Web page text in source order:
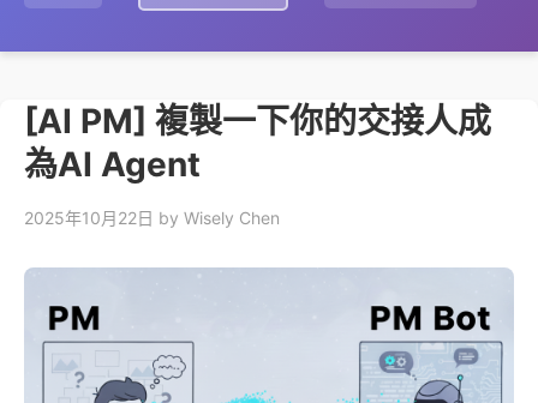
[AI PM] 複製一下你的交接人成
為AI Agent
2025年10月22日 by Wisely Chen